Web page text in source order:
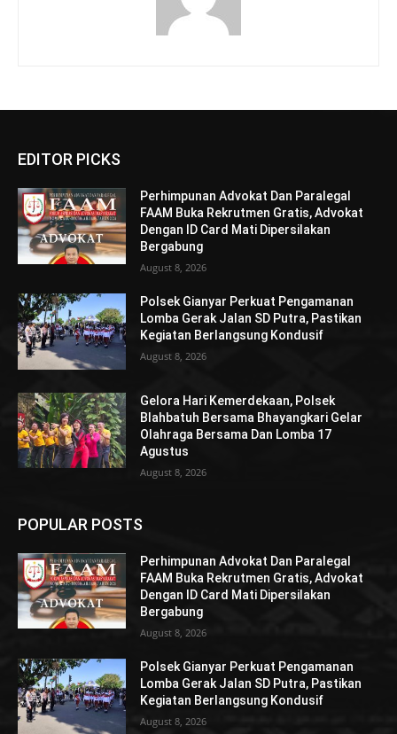
EDITOR PICKS
Perhimpunan Advokat Dan Paralegal
FAAM Buka Rekrutmen Gratis, Advokat
Dengan ID Card Mati Dipersilakan
Bergabung
August 8, 2026
Polsek Gianyar Perkuat Pengamanan
Lomba Gerak Jalan SD Putra, Pastikan
Kegiatan Berlangsung Kondusif
August 8, 2026
Gelora Hari Kemerdekaan, Polsek
Blahbatuh Bersama Bhayangkari Gelar
Olahraga Bersama Dan Lomba 17
Agustus
August 8, 2026
POPULAR POSTS
Perhimpunan Advokat Dan Paralegal
FAAM Buka Rekrutmen Gratis, Advokat
Dengan ID Card Mati Dipersilakan
Bergabung
August 8, 2026
Polsek Gianyar Perkuat Pengamanan
Lomba Gerak Jalan SD Putra, Pastikan
Kegiatan Berlangsung Kondusif
August 8, 2026